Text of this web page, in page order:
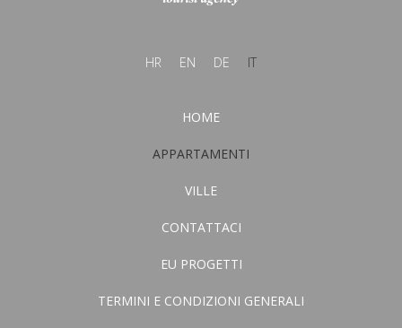
HR EN DE IT
HOME
APPARTAMENTI
VILLE
CONTATTACI
EU PROGETTI
TERMINI E CONDIZIONI GENERALI